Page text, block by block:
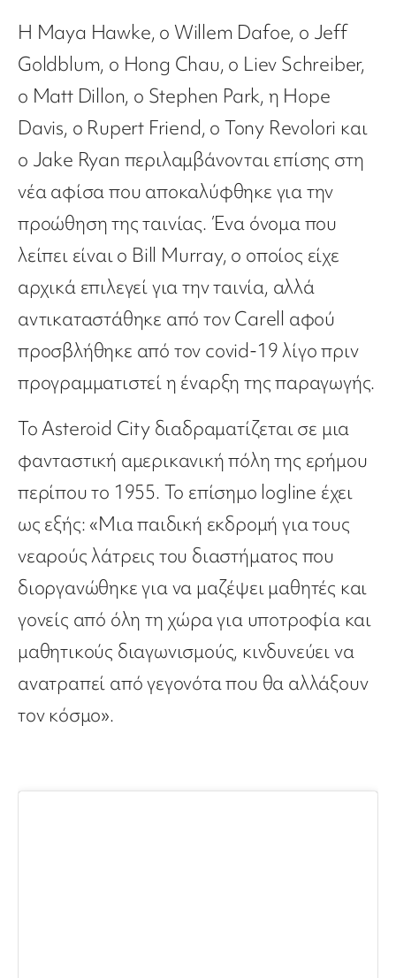
Η Maya Hawke, ο Willem Dafoe, ο Jeff
Goldblum, ο Hong Chau, ο Liev Schreiber,
ο Matt Dillon, ο Stephen Park, η Hope
Davis, ο Rupert Friend, ο Tony Revolori και
ο Jake Ryan περιλαμβάνονται επίσης στη
νέα αφίσα που αποκαλύφθηκε για την
προώθηση της ταινίας. Ένα όνομα που
λείπει είναι ο Bill Murray, ο οποίος είχε
αρχικά επιλεγεί για την ταινία, αλλά
αντικαταστάθηκε από τον Carell αφού
προσβλήθηκε από τον covid-19 λίγο πριν
προγραμματιστεί η έναρξη της παραγωγής.
Το Asteroid City διαδραματίζεται σε μια
φανταστική αμερικανική πόλη της ερήμου
περίπου το 1955. Το επίσημο logline έχει
ως εξής: «Μια παιδική εκδρομή για τους
νεαρούς λάτρεις του διαστήματος που
διοργανώθηκε για να μαζέψει μαθητές και
γονείς από όλη τη χώρα για υποτροφία και
μαθητικούς διαγωνισμούς, κινδυνεύει να
ανατραπεί από γεγονότα που θα αλλάξουν
τον κόσμο».